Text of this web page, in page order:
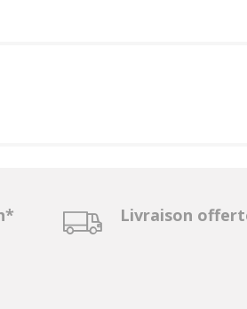
Livraison